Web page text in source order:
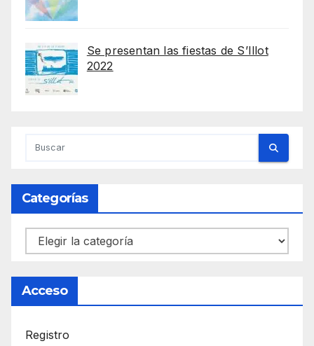
Se presentan las fiestas de S’Illot
2022
Categorías
Categorías
Acceso
Registro